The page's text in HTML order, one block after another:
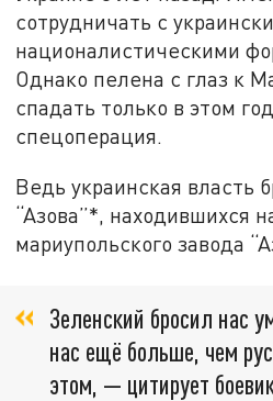
сотрудничать с
националистическими
Однако пелена с глаз к
спадать только в этом
спецоперация.
Ведь украинская власть
“Азова”*, находившихся
мариупольского завода
Зеленский бросил нас
нас ещё больше, чем
этом, — цитирует